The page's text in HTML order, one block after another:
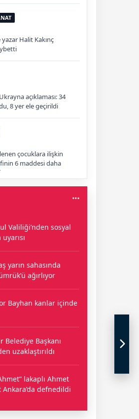
Halit Kakınç
açıklaması: 34
8 yer ele geçirildi
çocuklara ilişkin
6 maddesi daha
Valiliği’nden sosyal
yarın sahasında
ağırlıyor
Bayhan kanlar içinde
Belediye Başkanı
uzaklaştırıldı
lakaplı Ahmet
defnedildi